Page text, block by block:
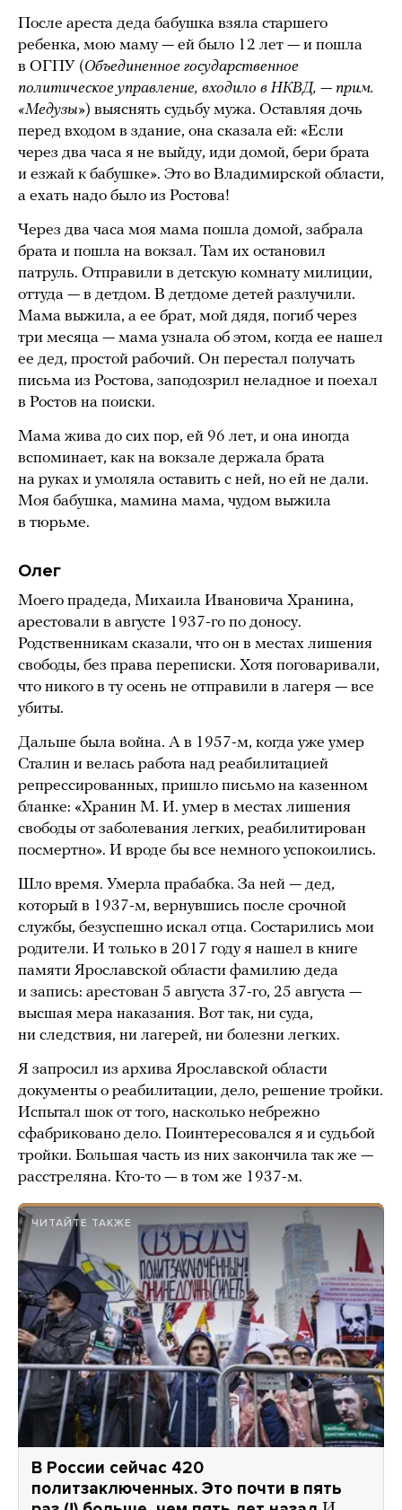
После ареста деда бабушка взяла старшего
ребенка, мою маму — ей было 12 лет — и пошла
в ОГПУ (Объединенное государственное
политическое управление, входило в НКВД, — прим.
«Медузы») выяснять судьбу мужа. Оставляя дочь
перед входом в здание, она сказала ей: «Если
через два часа я не выйду, иди домой, бери брата
и езжай к бабушке». Это во Владимирской области,
а ехать надо было из Ростова!
Через два часа моя мама пошла домой, забрала
брата и пошла на вокзал. Там их остановил
патруль. Отправили в детскую комнату милиции,
оттуда — в детдом. В детдоме детей разлучили.
Мама выжила, а ее брат, мой дядя, погиб через
три месяца — мама узнала об этом, когда ее нашел
ее дед, простой рабочий. Он перестал получать
письма из Ростова, заподозрил неладное и поехал
в Ростов на поиски.
Мама жива до сих пор, ей 96 лет, и она иногда
вспоминает, как на вокзале держала брата
на руках и умоляла оставить с ней, но ей не дали.
Моя бабушка, мамина мама, чудом выжила
в тюрьме.
Олег
Моего прадеда, Михаила Ивановича Хранина,
арестовали в августе 1937-го по доносу.
Родственникам сказали, что он в местах лишения
свободы, без права переписки. Хотя поговаривали,
что никого в ту осень не отправили в лагеря — все
убиты.
Дальше была война. А в 1957-м, когда уже умер
Сталин и велась работа над реабилитацией
репрессированных, пришло письмо на казенном
бланке: «Хранин М. И. умер в местах лишения
свободы от заболевания легких, реабилитирован
посмертно». И вроде бы все немного успокоились.
Шло время. Умерла прабабка. За ней — дед,
который в 1937-м, вернувшись после срочной
службы, безуспешно искал отца. Состарились мои
родители. И только в 2017 году я нашел в книге
памяти Ярославской области фамилию деда
и запись: арестован 5 августа 37-го, 25 августа —
высшая мера наказания. Вот так, ни суда,
ни следствия, ни лагерей, ни болезни легких.
Я запросил из архива Ярославской области
документы о реабилитации, дело, решение тройки.
Испытал шок от того, насколько небрежно
сфабриковано дело. Поинтересовался я и судьбой
тройки. Большая часть из них закончила так же —
расстреляна. Кто-то — в том же 1937-м.
ЧИТАЙТЕ ТАКЖЕ
В России сейчас 420
политзаключенных. Это почти в пять